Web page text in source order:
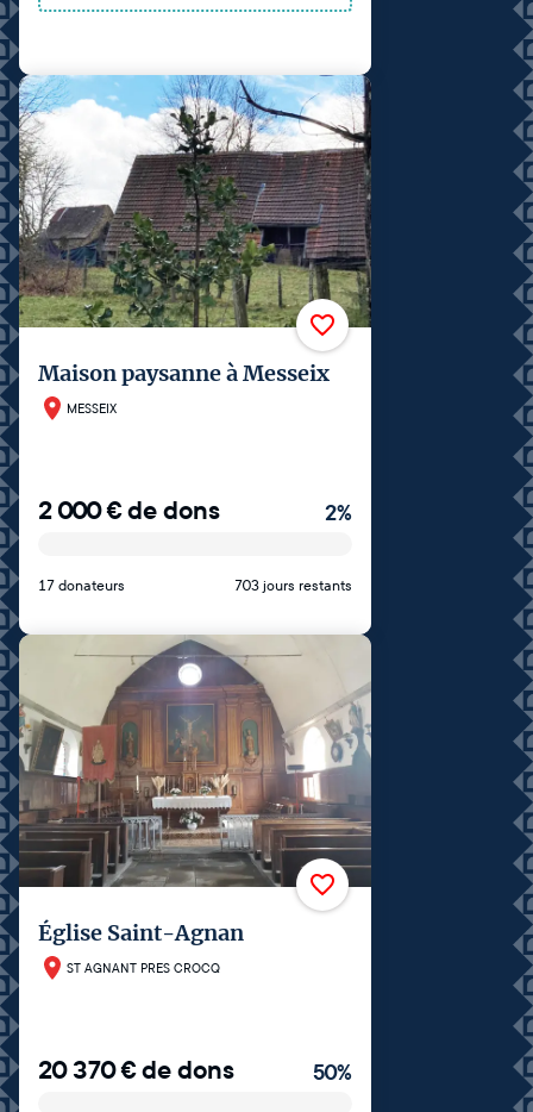
Maison paysanne à Messeix
MESSEIX
2 000€de dons 2%
17 donateurs 703 jours restants
Église Saint-Agnan
ST AGNANT PRES CROCQ
20 370€de dons 50%